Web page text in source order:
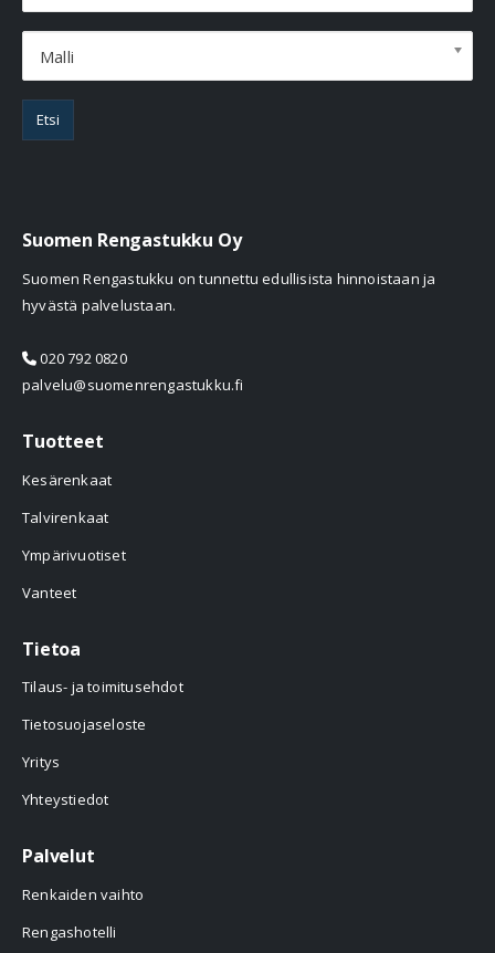
Malli
Etsi
Suomen Rengastukku Oy
Suomen Rengastukku on tunnettu edullisista hinnoistaan ja
hyvästä palvelustaan.
020 792 0820
palvelu@suomenrengastukku.fi
Tuotteet
Kesärenkaat
Talvirenkaat
Ympärivuotiset
Vanteet
Tietoa
Tilaus- ja toimitusehdot
Tietosuojaseloste
Yritys
Yhteystiedot
Palvelut
Renkaiden vaihto
Rengashotelli